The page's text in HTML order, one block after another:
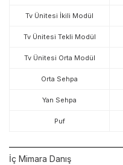
Tv Ünitesi İkili Modül
Tv Ünitesi Tekli Modül
Tv Ünitesi Orta Modül
Orta Sehpa
Yan Sehpa
Puf
İç Mimara Danış